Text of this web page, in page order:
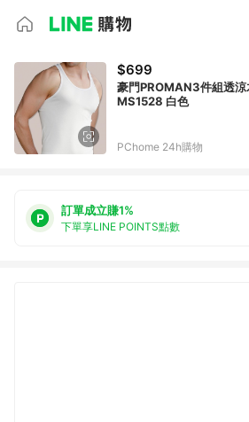
$699
豪門PROMAN3件組透涼
MS1528 白色
PChome 24h購物
訂單成立賺1%
下單享LINE POINTS點數